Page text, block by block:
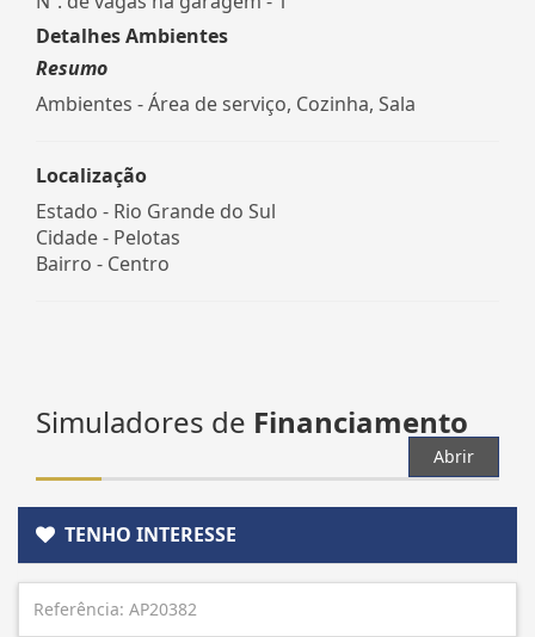
Detalhes Ambientes
Resumo
Ambientes - Área de serviço, Cozinha, Sala
Localização
Estado - Rio Grande do Sul
Cidade - Pelotas
Bairro - Centro
Simuladores de Financiamento
Abrir
TENHO INTERESSE